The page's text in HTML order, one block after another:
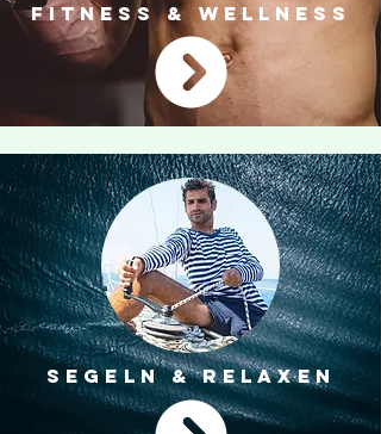
FITNESS & WELLNESS
SEGELN & RELAXEN